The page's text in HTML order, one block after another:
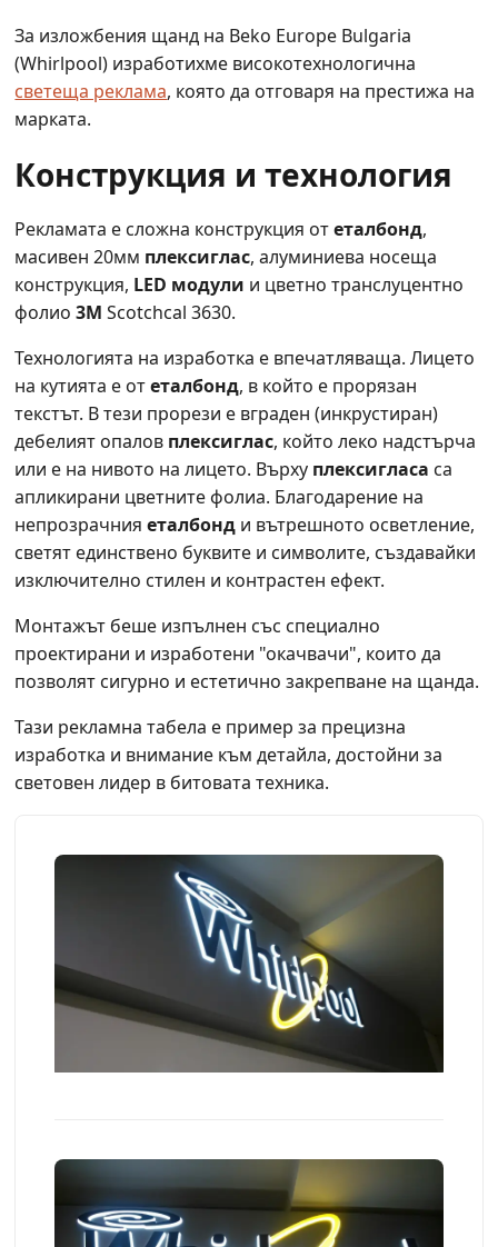
За изложбения щанд на Beko Europe Bulgaria
(Whirlpool) изработихме високотехнологична
светеща реклама, която да отговаря на престижа на
марката.
Конструкция и технология
Рекламата е сложна конструкция отеталбонд,
масивен 20мм плексиглас, алуминиева носеща
конструкция, LED модули и цветно транслуцентно
фолио3M Scotchcal 3630.
Технологията на изработка е впечатляваща. Лицето
на кутията е отеталбонд, в който е прорязан
текстът. В тези прорези е вграден (инкрустиран)
дебелият опалов плексиглас, който леко надстърча
или е на нивото на лицето. Върху плексигласа са
апликирани цветните фолиа. Благодарение на
непрозрачнияеталбонд и вътрешното осветление,
светят единствено буквите и символите, създавайки
изключително стилен и контрастен ефект.
Монтажът беше изпълнен със специално
проектирани и изработени "окачвачи", които да
позволят сигурно и естетично закрепване на щанда.
Тази рекламна табела е пример за прецизна
изработка и внимание към детайла, достойни за
световен лидер в битовата техника.